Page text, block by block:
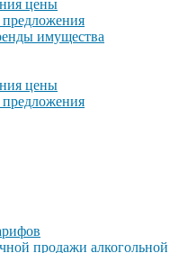
цены
имущества
цены
продажи алкогольной